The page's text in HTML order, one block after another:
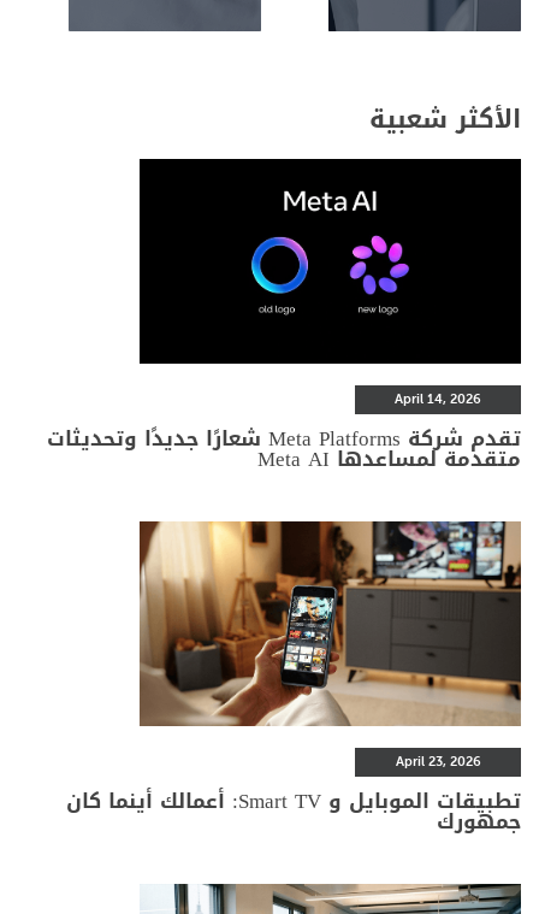
الأكثر شعبية
April 14, 2026
تقدم شركة Meta Platforms شعارًا جديدًا وتحديثات
متقدمة لمساعدها Meta AI
April 23, 2026
تطبيقات الموبايل و Smart TV: أعمالك أينما كان
جمهورك